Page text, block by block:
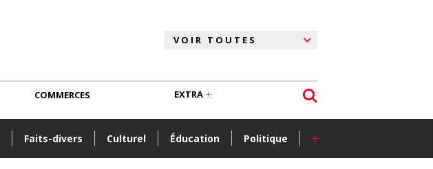
Faits-divers Culturel Éducation Politique +
COMMERCES EXTRA